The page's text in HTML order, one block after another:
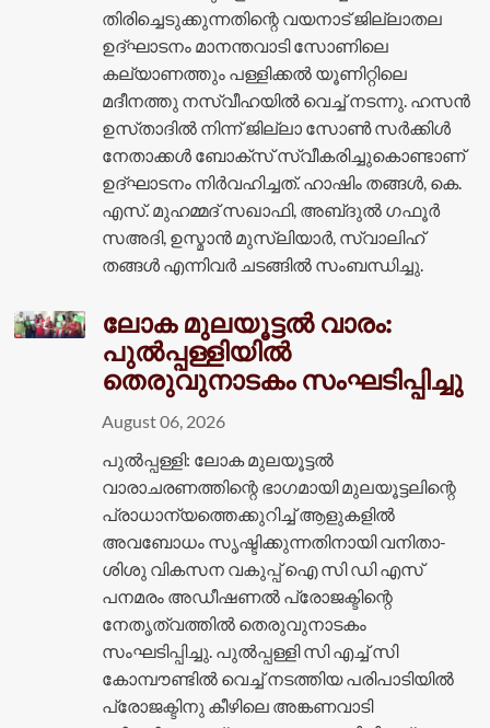
തിരിച്ചെടുക്കുന്നതിന്റെ വയനാട് ജില്ലാതല
ഉദ്ഘാടനം മാനന്തവാടി സോണിലെ
കല്യാണത്തും പള്ളിക്കൽ യൂണിറ്റിലെ
മദീനത്തു നസ്വീഹയിൽ വെച്ച് നടന്നു. ഹസൻ
ഉസ്‌താദിൽ നിന്ന് ജില്ലാ സോൺ സർക്കിൾ
നേതാക്കൾ ബോക്സ് സ്വീകരിച്ചുകൊണ്ടാണ്
ഉദ്ഘാടനം നിർവഹിച്ചത്. ഹാഷിം തങ്ങൾ, കെ.
എസ്. മുഹമ്മദ് സഖാഫി, അബ്‌ദുൽ ഗഫൂർ
സഅദി, ഉസ്മാൻ മുസ്ലിയാർ, സ്വാലിഹ്
തങ്ങൾ എന്നിവർ ചടങ്ങിൽ സംബന്ധിച്ചു.
ലോക മുലയൂട്ടൽ വാരം:
പുൽപ്പള്ളിയിൽ
തെരുവുനാടകം സംഘടിപ്പിച്ചു
August 06, 2026
പുൽപ്പള്ളി: ലോക മുലയൂട്ടൽ
വാരാചരണത്തിന്റെ ഭാഗമായി മുലയൂട്ടലിന്റെ
പ്രാധാന്യത്തെക്കുറിച്ച് ആളുകളിൽ
അവബോധം സൃഷ്ടിക്കുന്നതിനായി വനിതാ-
ശിശു വികസന വകുപ്പ് ഐ സി ഡി എസ്
പനമരം അഡീഷണൽ പ്രോജക്ടിന്റെ
നേതൃത്വത്തിൽ തെരുവുനാടകം
സംഘടിപ്പിച്ചു. പുൽപ്പള്ളി സി എച്ച് സി
കോമ്പൗണ്ടിൽ വെച്ച് നടത്തിയ പരിപാടിയിൽ
പ്രോജക്ടിനു കീഴിലെ അങ്കണവാടി